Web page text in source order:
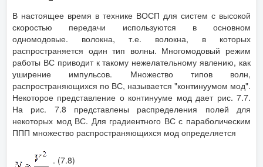
В настоящее время в технике ВОСП для систем с высокой
скоростью передачи используются в основном
одномодовые. волокна, т.е. волокна, в которых
распространяется один тип волны. Многомодовый режим
работы ВС приводит к такому нежелательному явлению, как
уширение импульсов. Множество типов волн,
распространяющихся по ВС, называется "континуумом мод".
Некоторое представление о континууме мод дает рис. 7.7.
На рис. 7.8 представлены распределения полей для
некоторых мод ВС. Для градиентного ВС с параболическим
ППП множество распространяющихся мод определяется
. (7.8)